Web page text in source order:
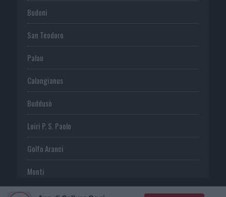
Budoni
San Teodoro
Palau
Calangianus
Buddusò
Loiri P. S. Paolo
Golfo Aranci
Monti
Telti